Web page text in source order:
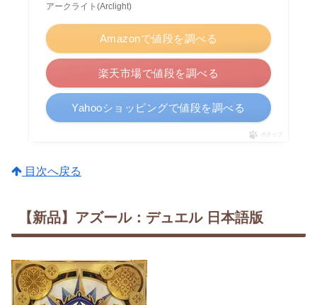
アークライト(Arclight)
Amazonで値段を調べる
楽天市場で値段を調べる
Yahooショッピングで値段を調べる
ポチップ
目次へ戻る
【新品】アズール：デュエル 日本語版